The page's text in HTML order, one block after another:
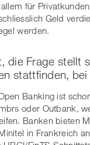
für
Geld
werden.
die Frage stellt
stattfinden,
Banking ist
oder Outbank,
Banken bieten
in Frankreich